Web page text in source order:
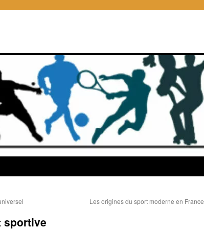
Les origines du sport moderne en France
sportive